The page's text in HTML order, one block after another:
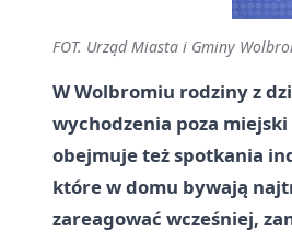
FOT. Urząd Miasta i Gminy
W Wolbromiu rodziny z
wychodzenia poza
obejmuje też spotkania
które w domu bywają
zareagować wcześniej,